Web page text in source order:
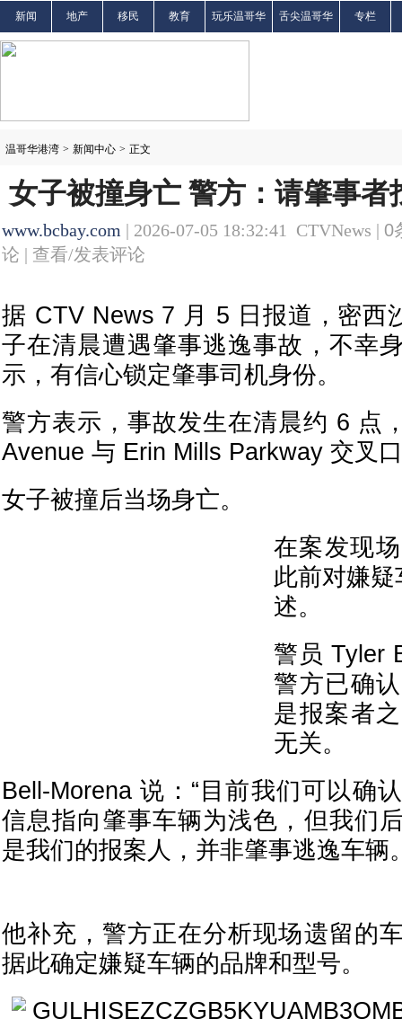
新闻 地产 移民 教育 玩乐温哥华 舌尖温哥华 专栏
温哥华港湾 > 新闻中心 > 正文
女子被撞身亡 警方：请肇事者
www.bcbay.com | 2026-07-05 18:32:41 CTVNews | 0
论 | 查看/发表评论
据 CTV News 7 月 5 日报道，密西
子在清晨遭遇肇事逃逸事故，不幸
示，有信心锁定肇事司机身份。
警方表示，事故发生在清晨约 6 点
Avenue 与 Erin Mills Parkway 交叉
女子被撞后当场身亡。
在案发现
此前对嫌疑
述。
警员 Tyler
警方已确
是报案者
无关。
Bell-Morena 说：“目前我们可以确
信息指向肇事车辆为浅色，但我们
是我们的报案人，并非肇事逃逸车辆
他补充，警方正在分析现场遗留的
据此确定嫌疑车辆的品牌和型号。